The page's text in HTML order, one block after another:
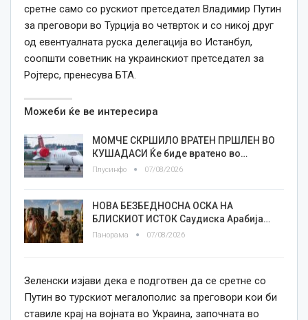
сретне само со рускиот претседател Владимир Путин
за преговори во Турција во четврток и со никој друг
од евентуалната руска делегација во Истанбул,
соопшти советник на украинскиот претседател за
Ројтерс, пренесува БТА.
Можеби ќе ве интересира
МОМЧЕ СКРШИЛО ВРАТЕН ПРШЛЕН ВО
КУШАДАСИ Ќе биде вратено во…
Плусинфо 07/08/2026
НОВА БЕЗБЕДНОСНА ОСКА НА
БЛИСКИОТ ИСТОК Саудиска Арабија…
Панорама 07/08/2026
Зеленски изјави дека е подготвен да се сретне со
Путин во турскиот мегалополис за преговори кои би
ставиле крај на војната во Украина, започната во